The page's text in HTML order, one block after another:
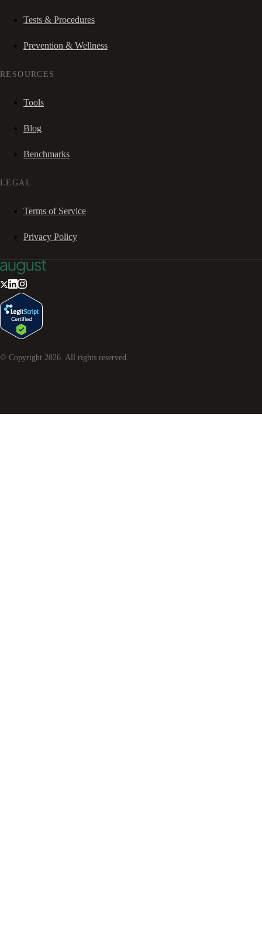
Tests & Procedures
Prevention & Wellness
RESOURCES
Tools
Blog
Benchmarks
LEGAL
Terms of Service
Privacy Policy
© Copyright 2026 . All rights reserved.